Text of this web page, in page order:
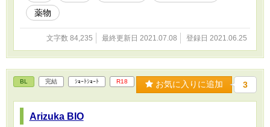
薬物
文字数 84,235 最終更新日 2021.07.08 登録日 2021.06.25
BL 完結 ｼｮｰﾄｼｮｰﾄ R18 お気に入りに追加 3
Arizuka BIO